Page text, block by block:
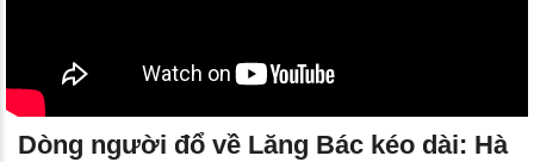
Dòng người đổ về Lăng Bác kéo dài: Hà